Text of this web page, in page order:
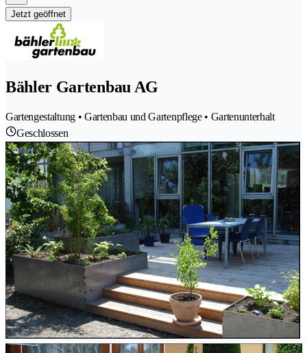
Jetzt geöffnet
Bähler Gartenbau AG
Gartengestaltung • Gartenbau und Gartenpflege • Gartenunterhalt
Geschlossen